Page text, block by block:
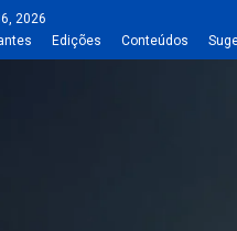
2026
Edições Conteúdos